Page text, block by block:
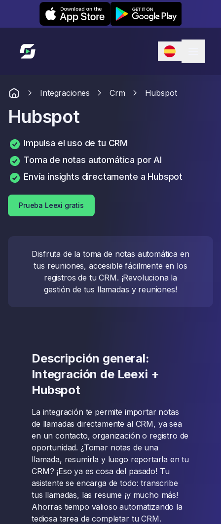
Leexi on iOS Leexi on Android
Enlace a la página de inicio
Integraciones Crm Hubspot
Hubspot
Impulsa el uso de tu CRM
Toma de notas automática por AI
Envía insights directamente a Hubspot
Prueba Leexi gratis
Disfruta de la toma de notas automática en
tus reuniones, accesible fácilmente en los
registros de tu CRM. ¡Revoluciona la
gestión de tus llamadas y reuniones!
Descripción general:
Integración de Leexi +
Hubspot
La integración te permite importar notas
de llamadas directamente al CRM, ya sea
en un contacto, organización o registro de
oportunidad. ¿Tomar notas de una
llamada, resumirla y luego reportarla en tu
CRM? ¡Eso ya es cosa del pasado! Tu
asistente se encarga de todo: transcribe
tus llamadas, las resume ¡y mucho más!
Ahorras tiempo valioso automatizando la
tediosa tarea de completar tu CRM.